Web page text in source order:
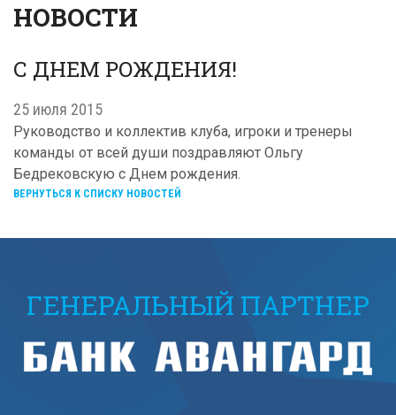
НОВОСТИ
С ДНЕМ РОЖДЕНИЯ!
25 июля 2015
Руководство и коллектив клуба, игроки и тренеры
команды от всей души поздравляют Ольгу
Бедрековскую с Днем рождения.
ВЕРНУТЬСЯ К СПИСКУ НОВОСТЕЙ
ГЕНЕРАЛЬНЫЙ ПАРТНЕР